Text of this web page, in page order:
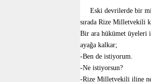
Eski devrilerde bir
sırada Rize Milletvekili
Bir ara hükümet üyeleri
ayağa kalkar;
-Ben de istiyorum.
-Ne istiyorsun?
-Rize Milletvekili iline ne